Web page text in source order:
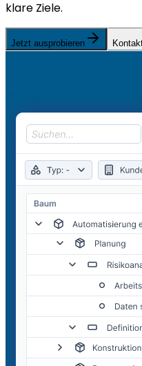
klare Ziele.
Jetzt ausprobieren